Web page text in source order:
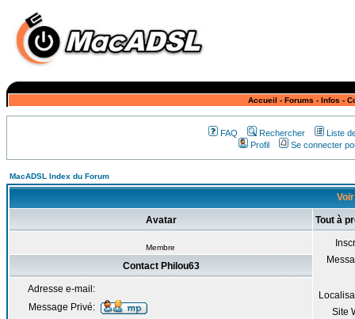
Accueil - Forums - Infos -
FAQ Rechercher
Liste
Profil
Se connecter
MacADSL Index du Forum
Avatar Tout à
Membre
Site
Contact Philou63
Adresse e-mail:
Message Privé: